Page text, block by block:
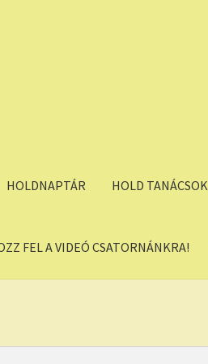
HOLDNAPTÁR HOLD TANÁCSOK
FEL A VIDEÓ CSATORNÁNKRA!